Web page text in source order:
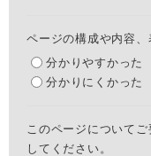
ページの構成や内容
分かりやすかった
分かりにくかった
このページについて
してください。